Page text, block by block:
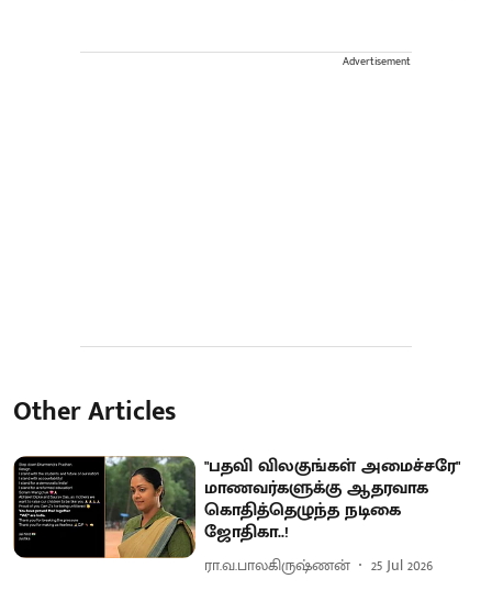
Advertisement
Other Articles
"பதவி விலகுங்கள் அமைச்சரே"
மாணவர்களுக்கு ஆதரவாக
கொதித்தெழுந்த நடிகை
ஜோதிகா..!
ரா.வ.பாலகிருஷ்ணன் 25 Jul 2026